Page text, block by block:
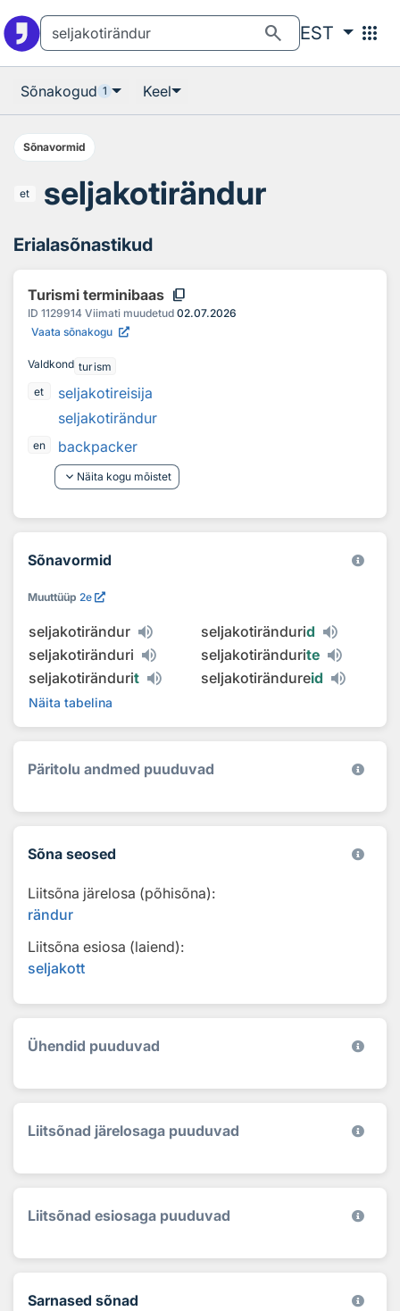
search EST apps
Sõnakogud 1 Keel
Sõnavormid
et seljakotirändur
Erialasõnastikud
Turismi terminibaas content_copy
ID 1129914 Viimati muudetud 02.07.2026
Vaata sõnakogu
Valdkond turism
et
seljakotireisija
seljakotirändur
en
backpacker
keyboard_arrow_down Näita kogu mõistet
Sõnavormid
Muuttüüp 2e
seljakotirändur seljakotirändurid
seljakotiränduri
seljakotirändurite
seljakotirändurit seljakotirändureid
Näita tabelina
Päritolu andmed puuduvad
Sõna seosed
Liitsõna järelosa (põhisõna):
rändur
Liitsõna esiosa (laiend):
seljakott
Ühendid puuduvad
Liitsõnad järelosaga puuduvad
Liitsõnad esiosaga puuduvad
Sarnased sõnad